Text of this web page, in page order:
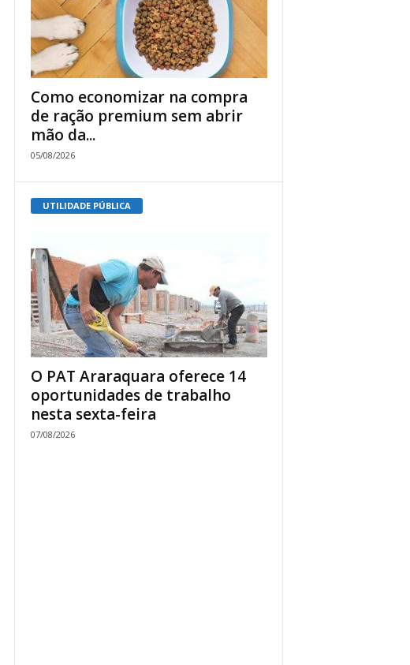
Como economizar na compra
de ração premium sem abrir
mão da...
05/08/2026
UTILIDADE PÚBLICA
O PAT Araraquara oferece 14
oportunidades de trabalho
nesta sexta-feira
07/08/2026